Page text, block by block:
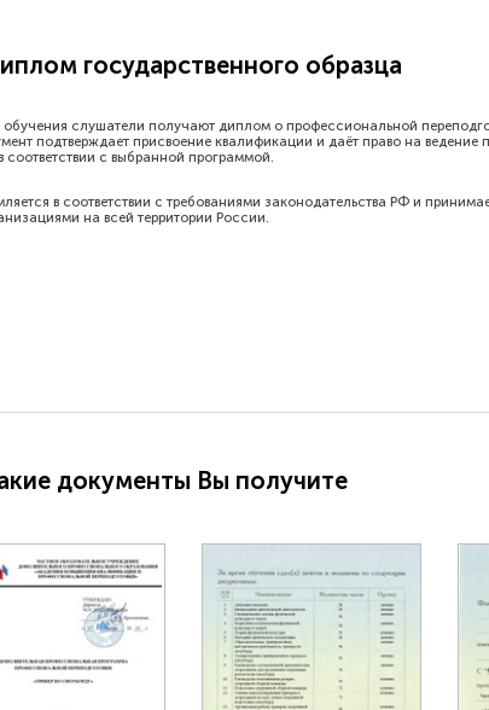
государственного образца
слушатели получают диплом о профессиональной
подтверждает присвоение квалификации и даёт право на ведение
соответствии с выбранной программой.
в соответствии с требованиями законодательства РФ и
на всей территории России.
документы Вы получите